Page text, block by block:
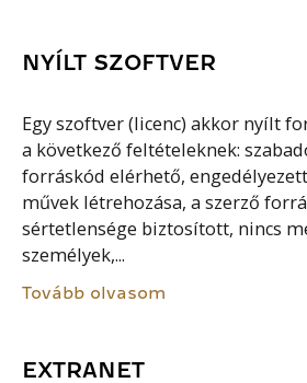
NYÍLT SZOFTVER
Egy szoftver (licenc) akkor nyílt
a következő feltételeknek:
forráskód elérhető,
művek létrehozása, a szerző
sértetlensége biztosított, nincs
személyek,...
Tovább olvasom
EXTRANET